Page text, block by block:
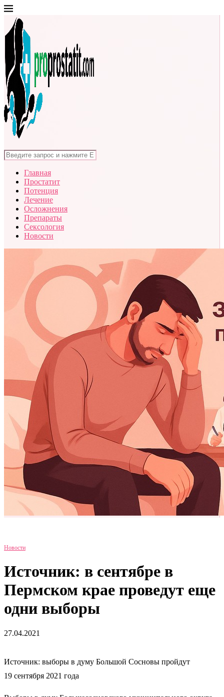
Главная
Простатит
Потенция
Лечение
Осложнения
Препараты
Сексология
Новости
Новости
Источник: в сентябре в
Пермском крае проведут еще
одни выборы
27.04.2021
Источник: выборы в думу Большой Сосновы пройдут
19 сентября 2021 года